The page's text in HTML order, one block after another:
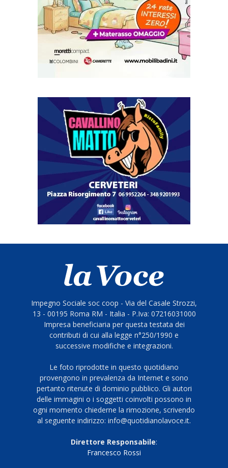
Impegno Sociale soc coop - Via del Casale Strozzi,
13 - 00195 Roma RM - Italia - P.Iva: 07216031000
Impresa beneficiaria per questa testata dei
contributi di cui alla legge n°250/1990 e
successive modifiche e integrazioni.
Le foto riprodotte in questo quotidiano
provengono in prevalenza da Internet e sono
pertanto ritenute di dominio pubblico. Gli autori
delle immagini o i soggetti coinvolti possono in
ogni momento chiederne la rimozione, scrivendo
al seguente indirizzo: info@quotidianolavoce.it.
Direttore Responsabile:
Francesco Rossi